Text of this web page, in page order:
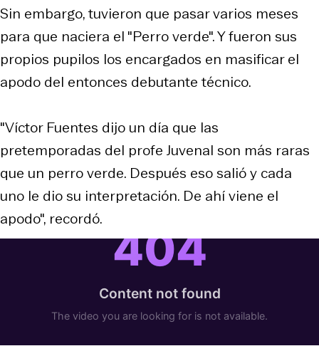
Sin embargo, tuvieron que pasar varios meses
para que naciera el "Perro verde". Y fueron sus
propios pupilos los encargados en masificar el
apodo del entonces debutante técnico.
"Víctor Fuentes dijo un día que las
pretemporadas del profe Juvenal son más raras
que un perro verde. Después eso salió y cada
uno le dio su interpretación. De ahí viene el
apodo", recordó.